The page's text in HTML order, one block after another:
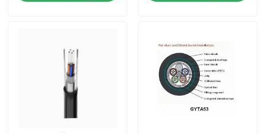
منتجات
معلومات عنا